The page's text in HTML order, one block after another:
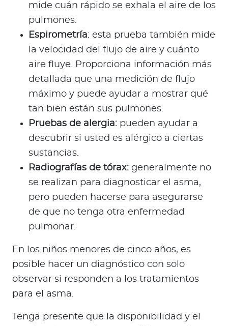
mide cuán rápido se exhala el aire de los
pulmones.
Espirometría: esta prueba también mide
la velocidad del flujo de aire y cuánto
aire fluye. Proporciona información más
detallada que una medición de flujo
máximo y puede ayudar a mostrar qué
tan bien están sus pulmones.
Pruebas de alergia: pueden ayudar a
descubrir si usted es alérgico a ciertas
sustancias.
Radiografías de tórax: generalmente no
se realizan para diagnosticar el asma,
pero pueden hacerse para asegurarse
de que no tenga otra enfermedad
pulmonar.
En los niños menores de cinco años, es
posible hacer un diagnóstico con solo
observar si responden a los tratamientos
para el asma.
Tenga presente que la disponibilidad y el